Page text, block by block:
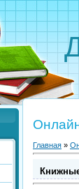
Главная »